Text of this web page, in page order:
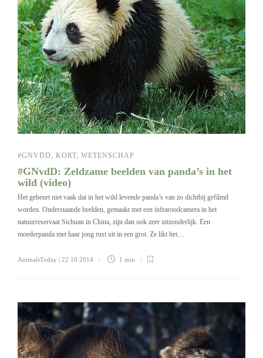
#GNVDD KORT WETENSCHAP
#GNvdD: Zeldzame beelden van panda’s in het
wild (video)
Het gebeurt niet vaak dat in het wild levende panda’s van zo dichtbij gefilmd
worden. Onderstaande beelden, gemaakt met een infraroodcamera in het
natuurreservaat Sichuan in China, zijn dan ook zeer uitzonderlijk. Een
moederpanda met haar jong rust uit in een grot. Ze likt het…
AnimalsToday | 22 10 2014 1 min